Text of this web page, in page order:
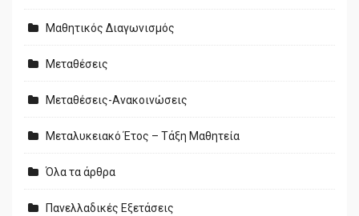
Μαθητικός Διαγωνισμός
Μεταθέσεις
Μεταθέσεις-Ανακοινώσεις
Μεταλυκειακό Έτος – Τάξη Μαθητεία
Όλα τα άρθρα
Πανελλαδικές Εξετάσεις